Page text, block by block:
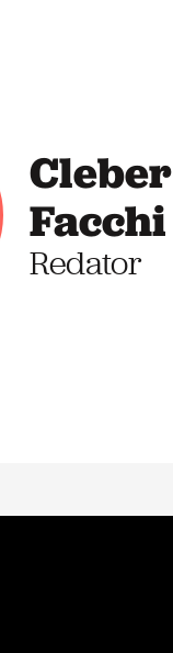
Cleber
Facchi
Redator